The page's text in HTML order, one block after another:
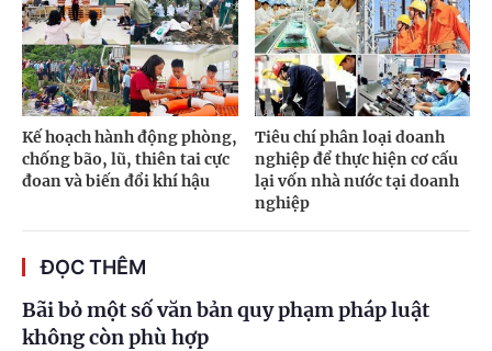
Kế hoạch hành động phòng,
chống bão, lũ, thiên tai cực
đoan và biến đổi khí hậu
Tiêu chí phân loại doanh
nghiệp để thực hiện cơ cấu
lại vốn nhà nước tại doanh
nghiệp
ĐỌC THÊM
Bãi bỏ một số văn bản quy phạm pháp luật
không còn phù hợp